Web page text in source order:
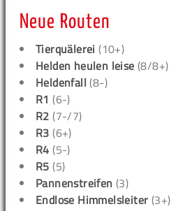
Neue Routen
Tierquälerei (10+)
Helden heulen leise (8/8+)
Heldenfall (8-)
R1 (6-)
R2 (7-/7)
R3 (6+)
R4 (5-)
R5 (5)
Pannenstreifen (3)
Endlose Himmelsleiter (3+)